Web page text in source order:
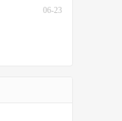
06-23